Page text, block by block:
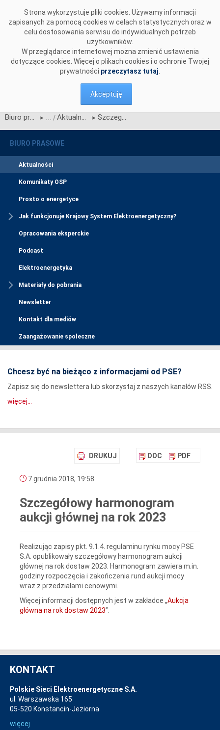
Strona wykorzystuje pliki cookies. Używamy informacji
zapisanych za pomocą cookies w celach statystycznych oraz w
celu dostosowania serwisu do indywidualnych potrzeb
użytkowników.
W przeglądarce internetowej można zmienić ustawienia
dotyczące cookies. Więcej o plikach cookies i o ochronie Twojej
prywatności przeczytasz tutaj
Akceptuję
Biuro prasowe > Aktualności > Szczegółowy harmonogram aukcji głównej na rok 2023
BIURO PRASOWE
Aktualności
Komunikaty OSP
Prosto o energetyce
Jak funkcjonuje Krajowy System Elektroenergetyczny?
Opracowania eksperckie
Podcast
Elektroenergetyka
Materiały do pobrania
Newsletter
Kontakt dla mediów
Zaangażowanie społeczne
Chcesz być na bieżąco z informacjami od PSE?
Zapisz się do newslettera lub skorzystaj z naszych kanałów RSS.
więcej...
DRUKUJ DOC PDF
7 grudnia 2018, 19:58
Szczegółowy harmonogram
aukcji głównej na rok 2023
Realizując zapisy pkt. 9.1.4. regulaminu rynku mocy PSE
S.A. opublikowały szczegółowy harmonogram aukcji
głównej na rok dostaw 2023. Harmonogram zawiera m.in.
godziny rozpoczęcia i zakończenia rund aukcji mocy
wraz z przedziałami cenowymi.
Więcej informacji dostępnych jest w zakładce „Aukcja
główna na rok dostaw 2023”.
KONTAKT
Polskie Sieci Elektroenergetyczne S.A.
ul. Warszawska 165
05-520 Konstancin-Jeziorna
więcej